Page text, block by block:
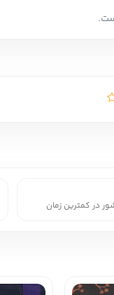
در کمترین زمان